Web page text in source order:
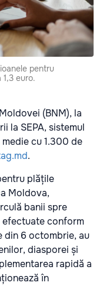
pentru
euro.
(BNM), la
la SEPA, sistemul
cu 1.300 de
.
plățile
Moldova,
banii spre
efectuate conform
din 6 octombrie, au
diasporei și
rapidă a
în